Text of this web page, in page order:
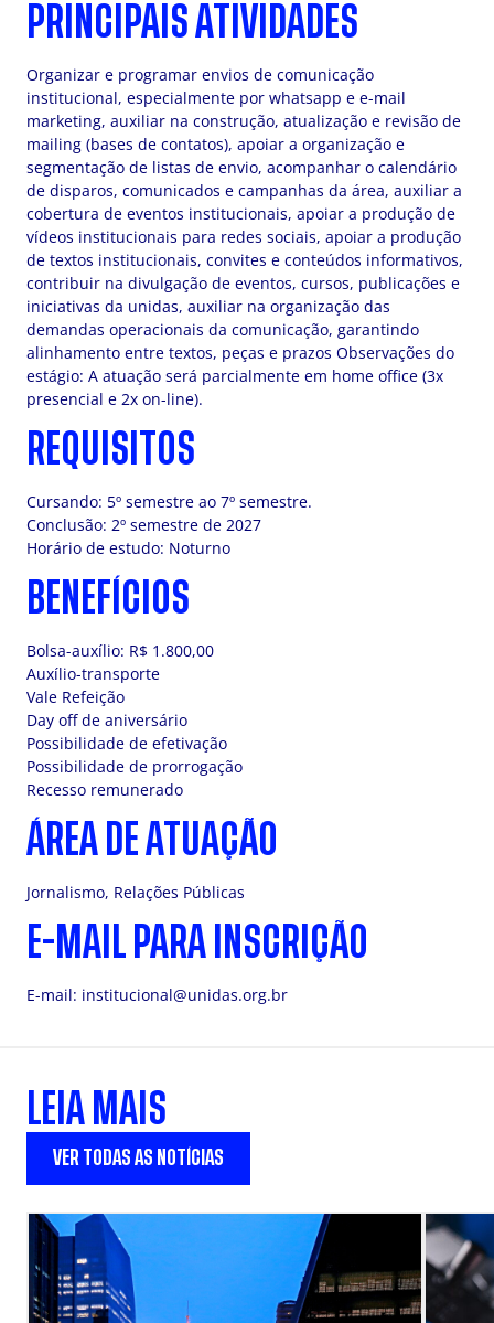
PRINCIPAIS ATIVIDADES
Organizar e programar envios de comunicação
institucional, especialmente por whatsapp e e-mail
marketing, auxiliar na construção, atualização e revisão de
mailing (bases de contatos), apoiar a organização e
segmentação de listas de envio, acompanhar o calendário
de disparos, comunicados e campanhas da área, auxiliar a
cobertura de eventos institucionais, apoiar a produção de
vídeos institucionais para redes sociais, apoiar a produção
de textos institucionais, convites e conteúdos informativos,
contribuir na divulgação de eventos, cursos, publicações e
iniciativas da unidas, auxiliar na organização das
demandas operacionais da comunicação, garantindo
alinhamento entre textos, peças e prazos Observações do
estágio: A atuação será parcialmente em home office (3x
presencial e 2x on-line).
REQUISITOS
Cursando: 5º semestre ao 7º semestre.
Conclusão: 2º semestre de 2027
Horário de estudo: Noturno
BENEFÍCIOS
Bolsa-auxílio: R$ 1.800,00
Auxílio-transporte
Vale Refeição
Day off de aniversário
Possibilidade de efetivação
Possibilidade de prorrogação
Recesso remunerado
ÁREA DE ATUAÇÃO
Jornalismo, Relações Públicas
E-MAIL PARA INSCRIÇÃO
E-mail: institucional@unidas.org.br
LEIA MAIS
VER TODAS AS NOTÍCIAS